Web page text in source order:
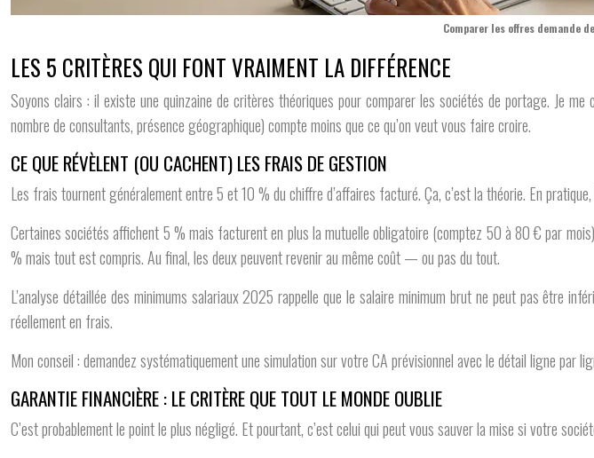
Comparer les offres demande
LES 5 CRITÈRES QUI FONT VRAIMENT LA DIFFÉRENCE
Soyons clairs : il existe une quinzaine de critères théoriques pour comparer les sociétés de portage. Je
nombre de consultants, présence géographique) compte moins que ce qu’on veut vous faire croire.
CE QUE RÉVÈLENT (OU CACHENT) LES FRAIS DE GESTION
Les frais tournent généralement entre 5 et 10 % du chiffre d’affaires facturé. Ça, c’est la théorie. En
Certaines sociétés affichent 5 % mais facturent en plus la mutuelle obligatoire (comptez 50 à 80 € par
% mais tout est compris. Au final, les deux peuvent revenir au même coût — ou pas du tout.
L’analyse détaillée des minimums salariaux 2025 rappelle que le salaire minimum brut ne peut pas être
réellement en frais.
Mon conseil : demandez systématiquement une simulation sur votre CA prévisionnel avec le détail ligne par
GARANTIE FINANCIÈRE : LE CRITÈRE QUE TOUT LE MONDE OUBLIE
C’est probablement le point le plus négligé. Et pourtant, c’est celui qui peut vous sauver la mise si votre